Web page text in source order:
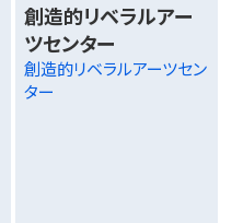
創造的リベラルアー
ツセンター
創造的リベラルアーツセン
ター